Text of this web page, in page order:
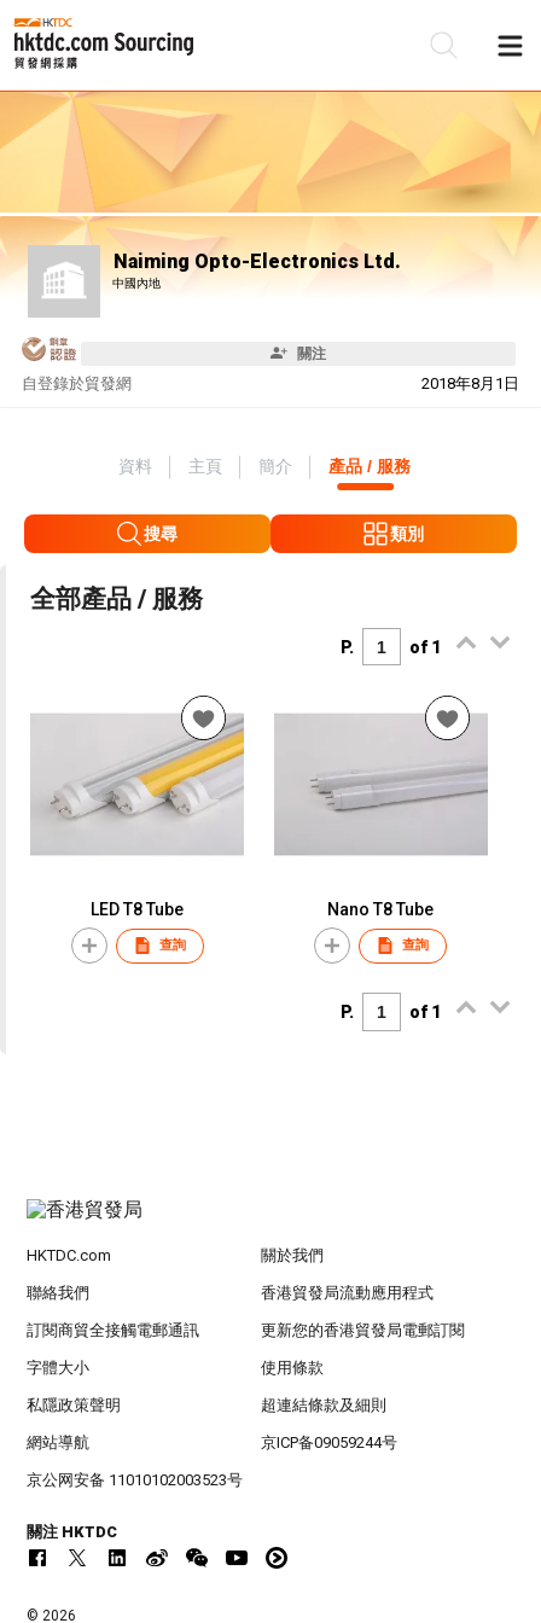
Naiming Opto-Electronics Ltd.
中國內地
關注
自 2018年8月1日
登錄於貿發網
資料 主頁 簡介 產品 / 服務
搜尋 類別
全部產品 / 服務
P. of 1
LED T8 Tube
查詢
Nano T8 Tube
查詢
P. of 1
HKTDC.com 關於我們
聯絡我們 香港貿發局流動應用程式
訂閱商貿全接觸電郵通訊 更新您的香港貿發局電郵訂閱
字體大小 使用條款
私隱政策聲明 超連結條款及細則
網站導航 京ICP备09059244号
京公网安备 11010102003523号
關注 HKTDC
© 2026